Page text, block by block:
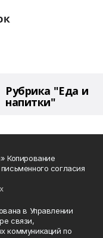
Рубрика "Еда и
напитки"
Копирование
согласия
в Управлении
связи,
коммуникаций по